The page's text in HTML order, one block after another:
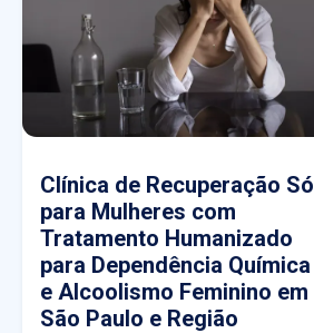
Clínica de Recuperação Só
para Mulheres com
Tratamento Humanizado
para Dependência Química
e Alcoolismo Feminino em
São Paulo e Região